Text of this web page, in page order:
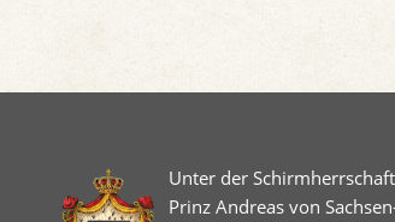
Unter der
Prinz Andreas von